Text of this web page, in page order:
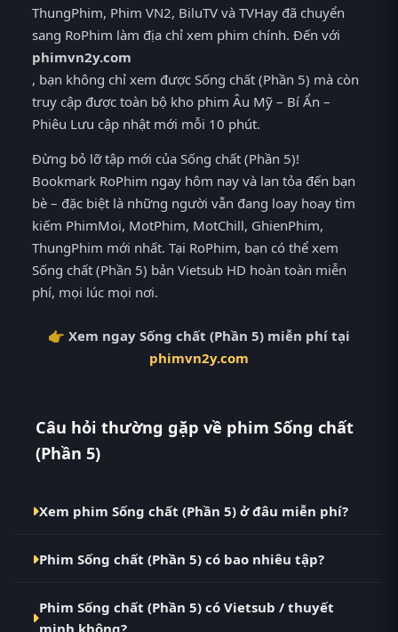
ThungPhim, Phim VN2, BiluTV và TVHay đã chuyển
sang RoPhim làm địa chỉ xem phim chính. Đến với
phimvn2y.com
, bạn không chỉ xem được Sống chất (Phần 5) mà còn
truy cập được toàn bộ kho phim Âu Mỹ – Bí Ẩn –
Phiêu Lưu cập nhật mới mỗi 10 phút.
Đừng bỏ lỡ tập mới của Sống chất (Phần 5)!
Bookmark RoPhim ngay hôm nay và lan tỏa đến bạn
bè – đặc biệt là những người vẫn đang loay hoay tìm
kiếm PhimMoi, MotPhim, MotChill, GhienPhim,
ThungPhim mới nhất. Tại RoPhim, bạn có thể xem
Sống chất (Phần 5) bản Vietsub HD hoàn toàn miễn
phí, mọi lúc mọi nơi.
👉 Xem ngay Sống chất (Phần 5) miễn phí tại
phimvn2y.com
Câu hỏi thường gặp về phim Sống chất
(Phần 5)
Xem phim Sống chất (Phần 5) ở đâu miễn phí?
miễn phí tại RoPhim (phimvn2y.com) — không
thay thế cho PhimMoi, MotPhim, MotChill,
GhienPhim, ThungPhim, Phim VN2, BiluTV, TVHay.
Phim Sống chất (Phần 5) có bao nhiêu tập?
Hoàn Tất (10/10). Tại RoPhim, các tập mới được cập
Phim Sống chất (Phần 5) có Vietsub / thuyết
minh không?